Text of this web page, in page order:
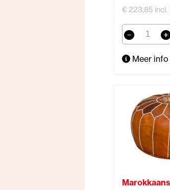
€ 223,85 incl.
Meer info